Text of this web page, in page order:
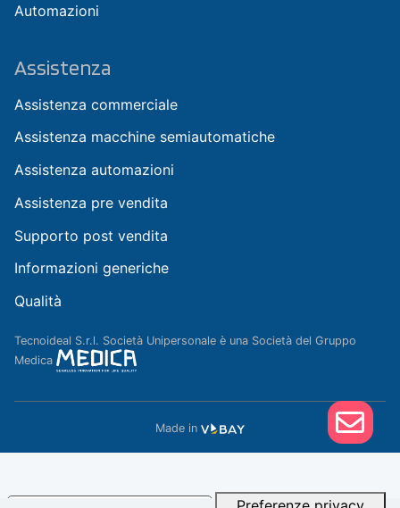
Automazioni
Assistenza
Assistenza commerciale
Assistenza macchine semiautomatiche
Assistenza automazioni
Assistenza pre vendita
Supporto post vendita
Informazioni generiche
Qualità
Tecnoideal S.r.l. Società Unipersonale è una Società del Gruppo
Medica
Made in